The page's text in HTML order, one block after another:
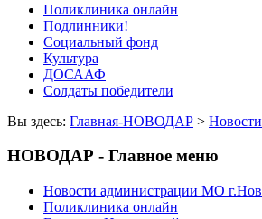
Поликлиника онлайн
Подлинники!
Социальный фонд
Культура
ДОСААФ
Солдаты победители
Вы здесь: Главная-НОВОДАР >
НОВОДАР - Главное меню
Новости администрации МО
Поликлиника онлайн